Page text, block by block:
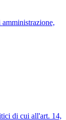
di cui all'art. 14,